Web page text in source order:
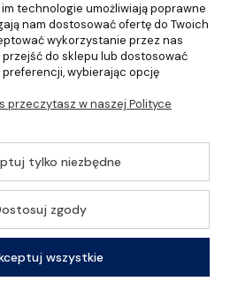
O nas
| Gastrosklep |
restauracji oraz barów
Master byEcommercy
wersję strony
Shoper Premium
technologie umożliwiają poprawne
nam dostosować ofertę do Twoich
wykorzystanie przez nas
do sklepu lub dostosować
wybierając opcję
przeczytasz w naszej Polityce
tylko niezbędne
zgody
wszystkie